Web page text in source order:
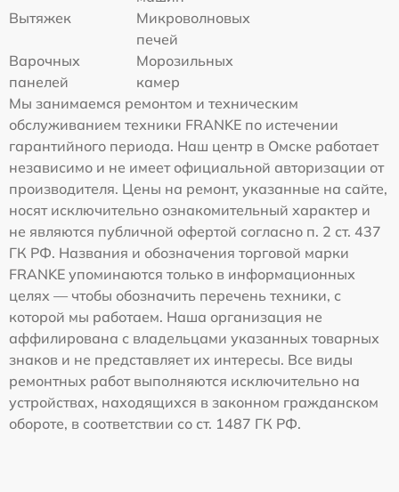
Вытяжек
Микроволновых
печей
Варочных
панелей
Морозильных
камер
Мы занимаемся ремонтом и техническим
обслуживанием техники FRANKE по истечении
гарантийного периода. Наш центр в Омске работает
независимо и не имеет официальной авторизации от
производителя. Цены на ремонт, указанные на сайте,
носят исключительно ознакомительный характер и
не являются публичной офертой согласно п. 2 ст. 437
ГК РФ. Названия и обозначения торговой марки
FRANKE упоминаются только в информационных
целях — чтобы обозначить перечень техники, с
которой мы работаем. Наша организация не
аффилирована с владельцами указанных товарных
знаков и не представляет их интересы. Все виды
ремонтных работ выполняются исключительно на
устройствах, находящихся в законном гражданском
обороте, в соответствии со ст. 1487 ГК РФ.